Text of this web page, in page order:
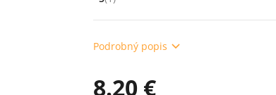
Hodnocení: 5 z 5 (1 recenzí)
Podrobný popis
8.20 €